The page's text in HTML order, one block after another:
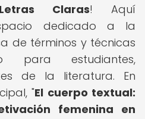
Letras Claras! Aquí
dedicado a la
de términos y técnicas
para estudiantes,
de la literatura. En
"El cuerpo textual:
femenina en